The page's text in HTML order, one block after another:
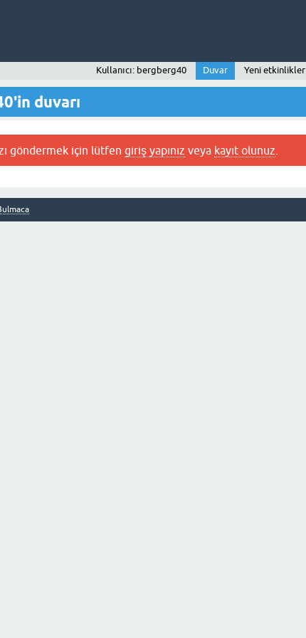
Kullanıcı: bergberg40 Duvar Yeni etkinlikler
duvarı
göndermek için lütfen giriş yapınız veya kayıt olunuz